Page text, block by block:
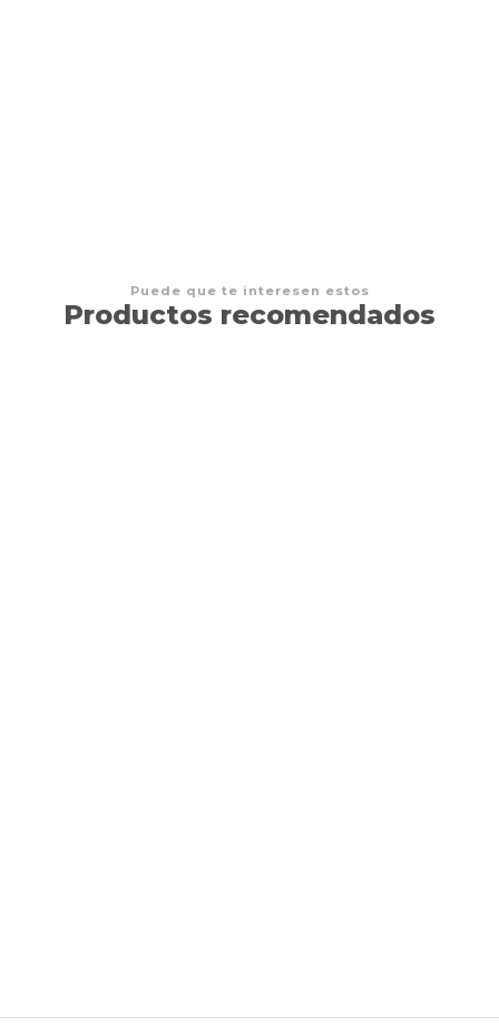
Puede que te interesen estos
Productos recomendados